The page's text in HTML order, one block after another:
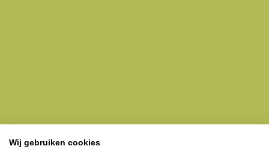
Wij gebruiken cookies